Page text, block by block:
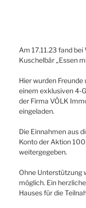
Am 17.11.23 fand
Kuschelbär „Essen
Hier wurden
einem exklusiven 4-
der Firma VÖLK
eingeladen.
Die Einnahmen aus
Konto der Aktion
weitergegeben.
Ohne Unterstützung
möglich. Ein
Hauses für die